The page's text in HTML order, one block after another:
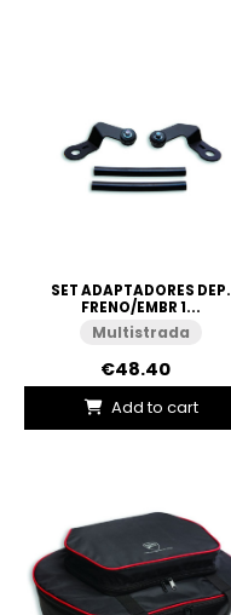
SET ADAPTADORES DEP.
FRENO/EMBR 1...
Multistrada
€48.40
Add to cart